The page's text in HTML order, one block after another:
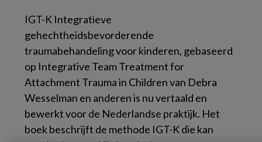
IGT-K Integratieve
gehechtheidsbevorderende
traumabehandeling voor kinderen, gebaseerd
op Integrative Team Treatment for
Attachment Trauma in Childrenvan Debra
Wesselman en anderen is nu vertaald en
bewerkt voor de Nederlandse praktijk. Het
boek beschrijft de methode IGT-K die kan